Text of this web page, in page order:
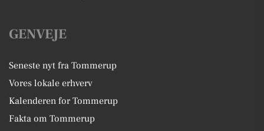
GENVEJE
Seneste nyt fra Tommerup
Vores lokale erhverv
Kalenderen for Tommerup
Fakta om Tommerup